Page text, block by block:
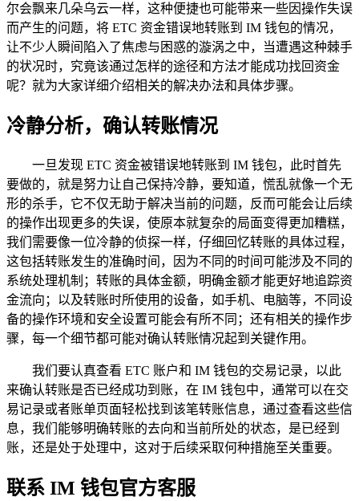
尔会飘来几朵乌云一样，这种便捷也可能带来一些因操作失误
而产生的问题，将 ETC 资金错误地转账到 IM 钱包的情况，
让不少人瞬间陷入了焦虑与困惑的漩涡之中，当遭遇这种棘手
的状况时，究竟该通过怎样的途径和方法才能成功找回资金
呢？就为大家详细介绍相关的解决办法和具体步骤。
冷静分析，确认转账情况
一旦发现 ETC 资金被错误地转账到 IM 钱包，此时首先
要做的，就是努力让自己保持冷静，要知道，慌乱就像一个无
形的杀手，它不仅无助于解决当前的问题，反而可能会让后续
的操作出现更多的失误，使原本就复杂的局面变得更加糟糕，
我们需要像一位冷静的侦探一样，仔细回忆转账的具体过程，
这包括转账发生的准确时间，因为不同的时间可能涉及不同的
系统处理机制；转账的具体金额，明确金额才能更好地追踪资
金流向；以及转账时所使用的设备，如手机、电脑等，不同设
备的操作环境和安全设置可能会有所不同；还有相关的操作步
骤，每一个细节都可能对确认转账情况起到关键作用。
我们要认真查看 ETC 账户和 IM 钱包的交易记录，以此
来确认转账是否已经成功到账，在 IM 钱包中，通常可以在交
易记录或者账单页面轻松找到该笔转账信息，通过查看这些信
息，我们能够明确转账的去向和当前所处的状态，是已经到
账，还是处于处理中，这对于后续采取何种措施至关重要。
联系 IM 钱包官方客服